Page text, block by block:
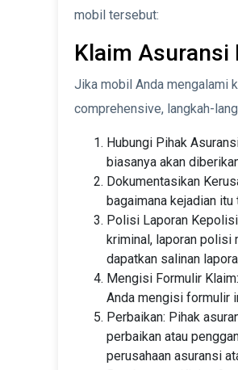
mobil tersebut:
Klaim Asuransi
Jika mobil Anda mengalami
comprehensive, langkah-
Hubungi Pihak
biasanya akan
Dokumentasikan
bagaimana kejadian itu
Polisi Laporan
kriminal, laporan polisi
dapatkan salinan
Mengisi Formulir
Anda mengisi formulir
Perbaikan: Pihak
perbaikan atau
perusahaan asuransi